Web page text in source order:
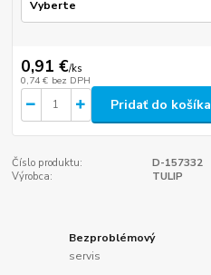
0,91 €/ks
0,74 € bez DPH
Pridať do košíka
Číslo produktu:
D-157332
Výrobca:
TULIP
Bezproblémový
servis